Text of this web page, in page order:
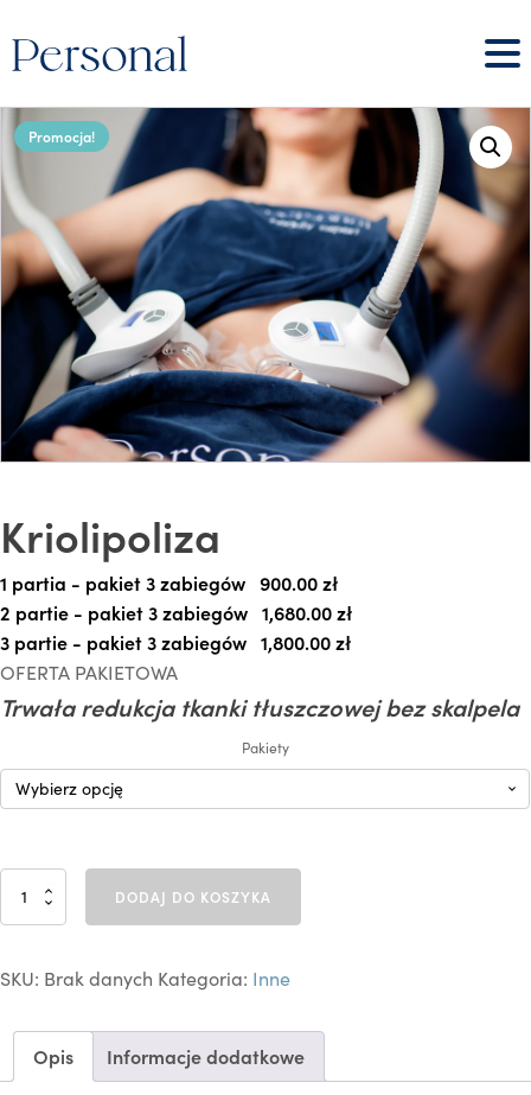
Promocja!
Kriolipoliza
1 partia - pakiet 3 zabiegów 900.00 zł
2 partie - pakiet 3 zabiegów 1,680.00 zł
3 partie - pakiet 3 zabiegów 1,800.00 zł
OFERTA PAKIETOWA
Trwała redukcja tkanki tłuszczowej bez skalpela
Pakiety
ć
DODAJ DO KOSZYKA
SKU: Brak danych Kategoria: Inne
Opis Informacje dodatkowe